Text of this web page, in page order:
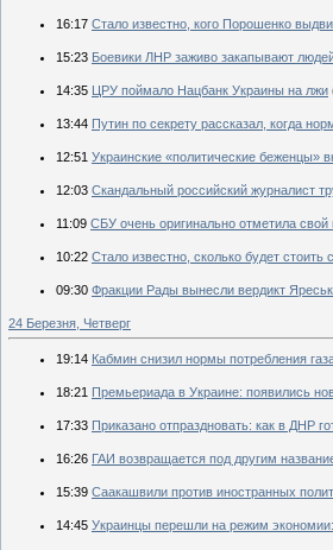
16:17 Стало известно, кого Порошенко
15:23 Боевики ЛНР заживо закапывают
14:35 ЦРУ поймало Нацбанк Украины на лжи
13:44 Путин по секрету рассказал, когда
12:51 Украинские «политические
12:03 Скандальный российский журналист
11:09 СБУ очень оригинально отметила
10:22 Стало известно, сколько будет
09:30 Фракции Рады вынесли вердикт
24 Березня, Четверг
19:14 Кабмин снизил нормы потребления
18:21 Премьериада в Украине: появились
17:33 Приказано отпраздновать: как в ДНР
16:26 ГАИ возвращается под другим
15:39 Саакашвили против иностранных
14:45 Украинцы перешли на режим